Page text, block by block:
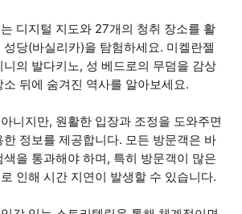
디지털 지도와 27개의 청취 장소를 활
당(바실리카)을 탐험하세요. 미켈란젤
의 발다키노, 성 베드로의 무덤을 감상
뒤에 숨겨진 역사를 알아보세요.
니지만, 원활한 입장과 조정을 도와주면
정보를 제공합니다. 모든 방문객은 바
을 통과해야 하며, 특히 방문객이 많은
인해 시간 지연이 발생할 수 있습니다.